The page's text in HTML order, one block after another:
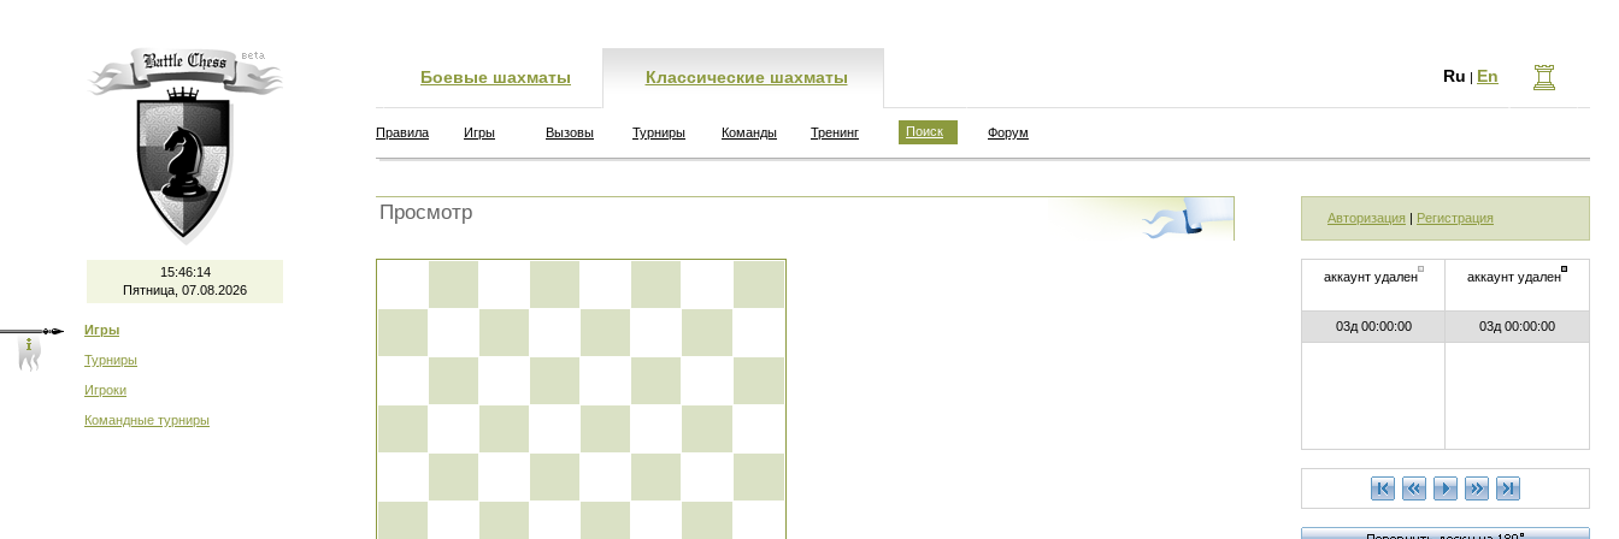
15:46:14
Пятница, 07.08.2026
Игры
Турниры
Игроки
Командные турниры
Боевые шахматы Классические шахматы Ru | En
Правила Игры Вызовы Турниры Команды Тренинг Поиск Форум
Просмотр Авторизация | Регистрация
аккаунт удален аккаунт удален
03д 00:00:00 03д 00:00:00